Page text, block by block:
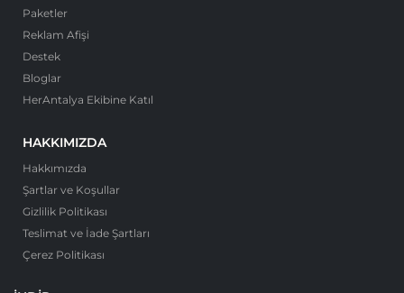
Paketler
Reklam Afişi
Destek
Bloglar
HerAntalya Ekibine Katıl
HAKKIMIZDA
Hakkımızda
Şartlar ve Koşullar
Gizlilik Politikası
Teslimat ve İade Şartları
Çerez Politikası